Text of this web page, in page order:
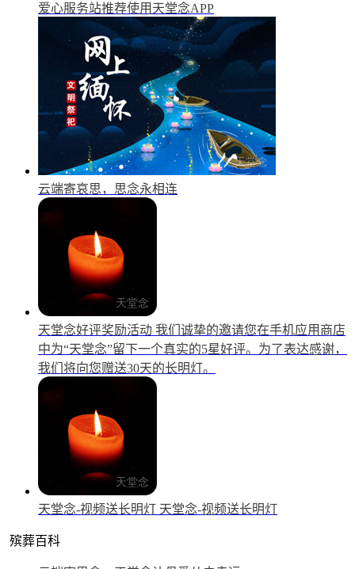
爱心服务站推荐使用天堂念APP
云端寄哀思，思念永相连
天堂念好评奖励活动 我们诚挚的邀请您在手机应用商店
中为“天堂念”留下一个真实的5星好评。为了表达感谢，
我们将向您赠送30天的长明灯。
天堂念-视频送长明灯 天堂念-视频送长明灯
殡葬百科